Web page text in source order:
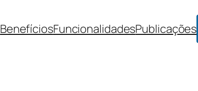
BenefíciosFuncionalidadesPublicações